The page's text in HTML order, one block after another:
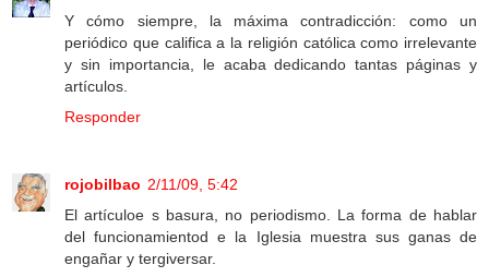
Y cómo siempre, la máxima contradicción: como un
periódico que califica a la religión católica como irrelevante
y sin importancia, le acaba dedicando tantas páginas y
artículos.
Responder
rojobilbao 2/11/09, 5:42
El artículoe s basura, no periodismo. La forma de hablar
del funcionamientod e la Iglesia muestra sus ganas de
engañar y tergiversar.